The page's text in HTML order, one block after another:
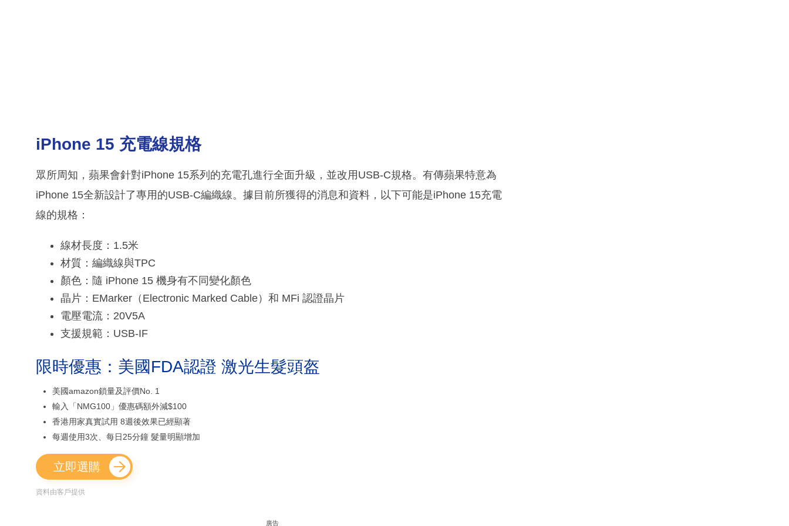
iPhone 15 充電線規格
眾所周知，蘋果會針對iPhone 15系列的充電孔進行全面升級，並改用USB-C規格。有傳蘋果特意為
iPhone 15全新設計了專用的USB-C編織線。據目前所獲得的消息和資料，以下可能是iPhone 15充電
線的規格：
線材長度：1.5米
材質：編織線與TPC
顏色：隨 iPhone 15 機身有不同變化顏色
晶片：EMarker（Electronic Marked Cable）和 MFi 認證晶片
電壓電流：20V5A
支援規範：USB-IF
限時優惠：美國FDA認證 激光生髮頭盔
美國amazon鎖量及評價No. 1
輸入「NMG100」優惠碼額外減$100
香港用家真實試用 8週後效果已經顯著
每週使用3次、每日25分鐘 髮量明顯增加
立即選購
資料由客戶提供
廣告